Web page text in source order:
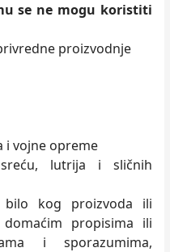
se ne mogu koristiti
proizvodnje
i vojne opreme
lutrija i sličnih
kog proizvoda ili
propisima ili
i sporazumima,